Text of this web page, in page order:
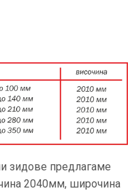
зидове предлагаме
2040мм, широчина